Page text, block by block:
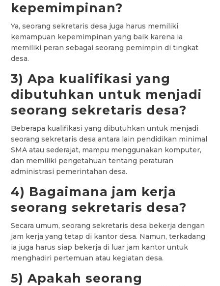
kepemimpinan?
Ya, seorang sekretaris desa juga harus memiliki
kemampuan kepemimpinan yang baik karena ia
memiliki peran sebagai seorang pemimpin di tingkat
desa.
3) Apa kualifikasi yang
dibutuhkan untuk menjadi
seorang sekretaris desa?
Beberapa kualifikasi yang dibutuhkan untuk menjadi
seorang sekretaris desa antara lain pendidikan minimal
SMA atau sederajat, mampu menggunakan komputer,
dan memiliki pengetahuan tentang peraturan
administrasi pemerintahan desa.
4) Bagaimana jam kerja
seorang sekretaris desa?
Secara umum, seorang sekretaris desa bekerja dengan
jam kerja yang tetap di kantor desa. Namun, terkadang
ia juga harus siap bekerja di luar jam kantor untuk
menghadiri pertemuan atau kegiatan desa.
5) Apakah seorang